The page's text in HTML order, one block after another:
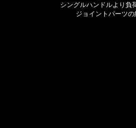
シングルハンドルより負
ジョイントパーツ